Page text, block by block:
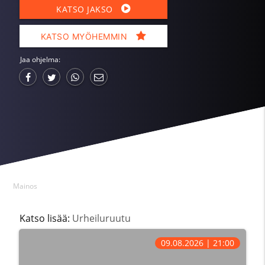
KATSO JAKSO
KATSO MYÖHEMMIN
Jaa ohjelma:
Mainos
Katso lisää: Urheiluruutu
09.08.2026 | 21:00